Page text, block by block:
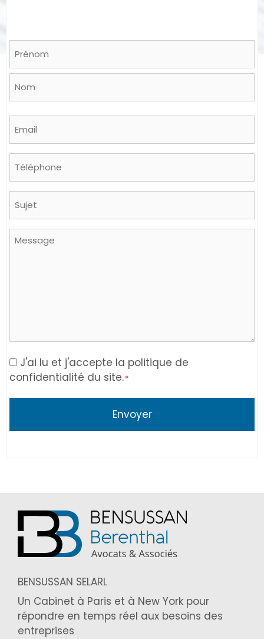
Prénom
Message
Consent
*
J'ai lu et j'accepte la politique de
confidentialité du site.*
BENSUSSAN SELARL
Un Cabinet à Paris et à New York pour
répondre en temps réel aux besoins des
entreprises